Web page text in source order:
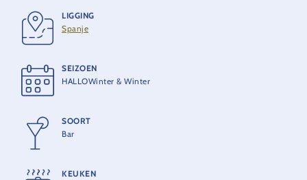
LIGGING
Spanje
SEIZOEN
HALLOWinter & Winter
SOORT
Bar
KEUKEN